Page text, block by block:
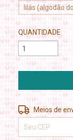
lilás (algodão
QUANTIDADE
Entregas para o
Meios de